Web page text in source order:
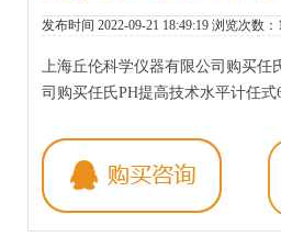
发布时间 2022-09-21 18:49:19 浏览次数：
上海丘伦科学仪器有限公司购买
司购买任氏PH提高技术水平计任